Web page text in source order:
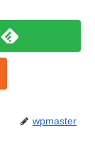
wpmaster